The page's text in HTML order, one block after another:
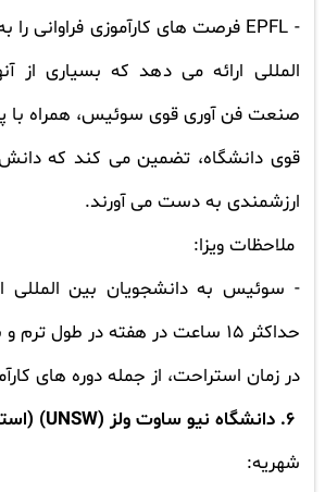
-
EPFL فرصت های کارآموزی فراوانی را
المللی ارائه می دهد که بسیاری از
صنعت فن آوری قوی سوئیس، همراه با
قوی دانشگاه، تضمین می کند که دانش
ارزشمندی به دست می آورند.
ملاحظات ویزا:
- سوئیس به دانشجویان بین المللی
حداکثر 15 ساعت در هفته در طول
در زمان استراحت، از جمله دوره های
6. دانشگاه نیو ساوت ولز (
UNSW
)
شهریه: